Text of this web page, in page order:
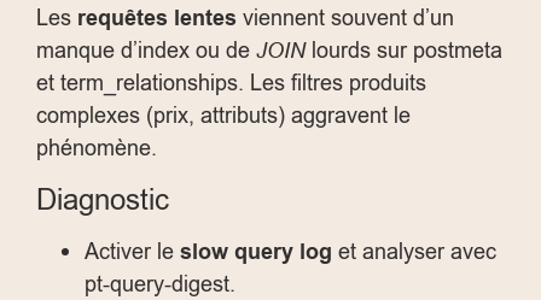
Les requêtes lentes viennent souvent d’un
manque d’index ou de JOINlourds sur postmeta
et term_relationships. Les filtres produits
complexes (prix, attributs) aggravent le
phénomène.
Diagnostic
Activer le slow query log et analyser avec
pt-query-digest.